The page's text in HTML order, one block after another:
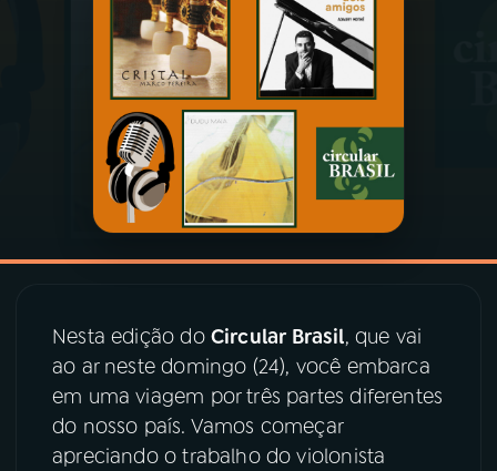
PROGRAMAS
PODCASTS
VIDEOCASTS
PRÊMIO RÁDIO MEC
ACOMPANHE A RÁDIO MEC
YouTube Facebook
Nesta edição do Circular Brasil, que vai
ao ar neste domingo (24), você embarca
em uma viagem por três partes diferentes
do nosso país. Vamos começar
apreciando o trabalho do violonista